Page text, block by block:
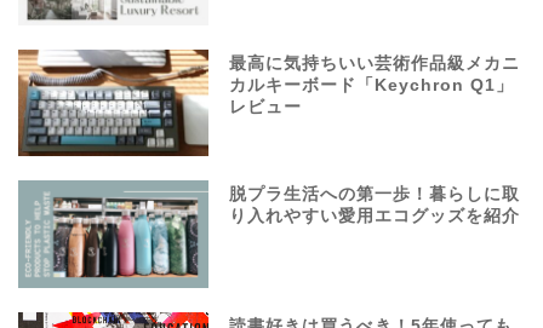
最高に気持ちいい芸術作品級メカニ
カルキーボード「Keychron Q1」
レビュー
脱プラ生活への第一歩！暮らしに取
り入れやすい愛用エコグッズを紹介